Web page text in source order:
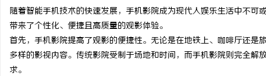
随着智能手机技术的快速发展，手机影院成为现代人娱乐生活中不
带来了个性化、便捷且高质量的观影体验。
首先，手机影院提高了观影的便捷性。无论是在地铁上、咖啡厅还
多样的影视内容。传统影院受制于场地和时间，而手机影院则完全
求。